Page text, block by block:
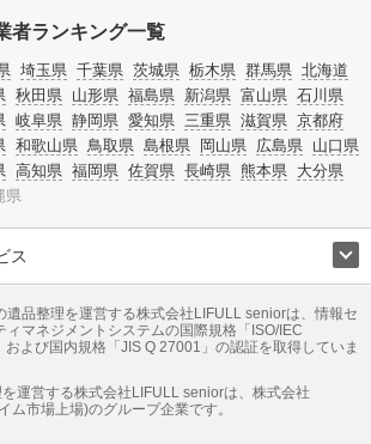
者ランキング一覧
埼玉県 千葉県 茨城県 栃木県 群馬県 北海道
秋田県 山形県 福島県 新潟県 富山県 石川県
岐阜県 静岡県 愛知県 三重県 滋賀県 京都府
和歌山県 鳥取県 島根県 岡山県 広島県 山口県
高知県 福岡県 佐賀県 長崎県 熊本県 大分県
県
ス
老人ホーム 地方創生 ママの就労支援
ディング 遺品整理 老後の暮らし情報
ービス
遺品整理を運営する株式会社LIFULL seniorは、情報セ
ィマネジメントシステムの国際規格「ISO/IEC
および国内規格「JIS Q 27001」の認証を取得していま
運営する株式会社LIFULL seniorは、株式会社
ム市場上場)のグループ企業です。